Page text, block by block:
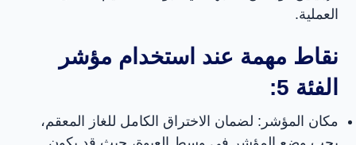
العملية.
نقاط مهمة عند استخدام مؤشر
الفئة 5:
مكان المؤشر: لضمان الاختراق الكامل للغاز المعقم،
التزامًا دائمًا.
عنوان
هاتف : 0098263785099